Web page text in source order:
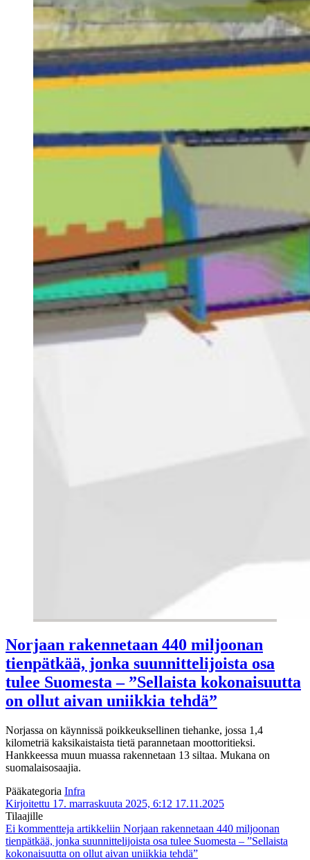
Norjaan rakennetaan 440 miljoonan
tienpätkää, jonka suunnittelijoista osa
tulee Suomesta – ”Sellaista kokonaisuutta
on ollut aivan uniikkia tehdä”
Norjassa on käynnissä poikkeuksellinen tiehanke, jossa 1,4
kilometriä kaksikaistaista tietä parannetaan moottoritieksi.
Hankkeessa muun muassa rakennetaan 13 siltaa. Mukana on
suomalaisosaajia.
Pääkategoria Infra
Kirjoitettu 17. marraskuuta 2025, 6:12 17.11.2025
Tilaajille
Ei kommentteja artikkeliin Norjaan rakennetaan 440 miljoonan
tienpätkää, jonka suunnittelijoista osa tulee Suomesta – ”Sellaista
kokonaisuutta on ollut aivan uniikkia tehdä”